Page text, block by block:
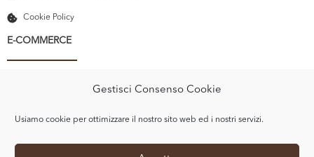
Gestisci Consenso Cookie
Usiamo cookie per ottimizzare il nostro sito web ed i nostri servizi.
Cookie Policy
E-COMMERCE